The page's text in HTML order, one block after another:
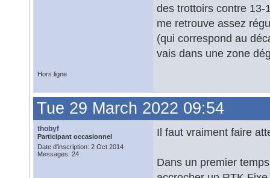
des trottoirs contre 13-
me retrouve assez
(qui correspond au
vais dans une zone
Hors ligne
Tue 29 March 2022 09:54
thobyf
Participant occasionnel
Date d'inscription: 2 Oct 2014
Messages: 24
Il faut vraiment faire
Dans un premier